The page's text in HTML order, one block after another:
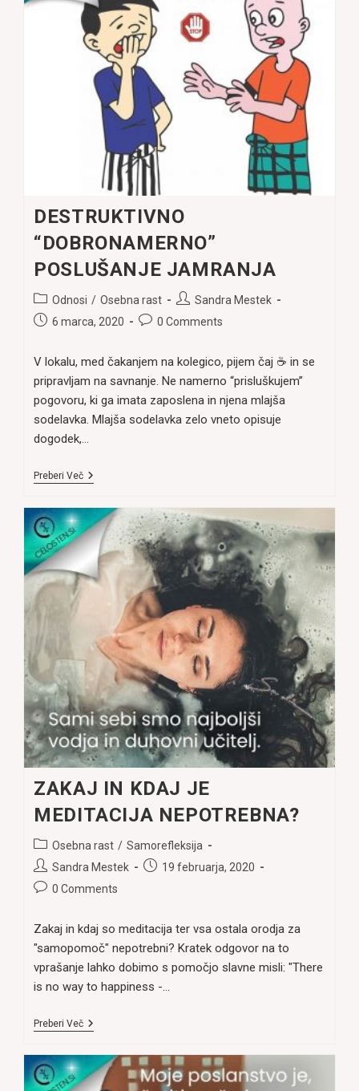
DESTRUKTIVNO
“DOBRONAMERNO”
POSLUŠANJE JAMRANJA
Post
category:
Odnosi / Osebna rast
PostSandra Mestek
Post6 marca, 2020
Post0 Comments
V lokalu, med čakanjem na kolegico, pijem čaj ☕ in se
pripravljam na savnanje. Ne namerno “prisluškujem”
pogovoru, ki ga imata zaposlena in njena mlajša
sodelavka. Mlajša sodelavka zelo vneto opisuje
dogodek,…
Preberi VečDESTRUKTIVNO
JAMRANJA
ZAKAJ IN KDAJ JE
MEDITACIJA NEPOTREBNA?
Post
category:
Osebna rast / Samorefleksija
Post
author:
Sandra Mestek
Post19 februarja, 2020
Post0 Comments
Zakaj in kdaj so meditacija ter vsa ostala orodja za
"samopomoč" nepotrebni? Kratek odgovor na to
vprašanje lahko dobimo s pomočjo slavne misli: "There
is no way to happiness -…
Preberi VečZAKAJ
JE
MEDITACIJA
NEPOTREBNA?